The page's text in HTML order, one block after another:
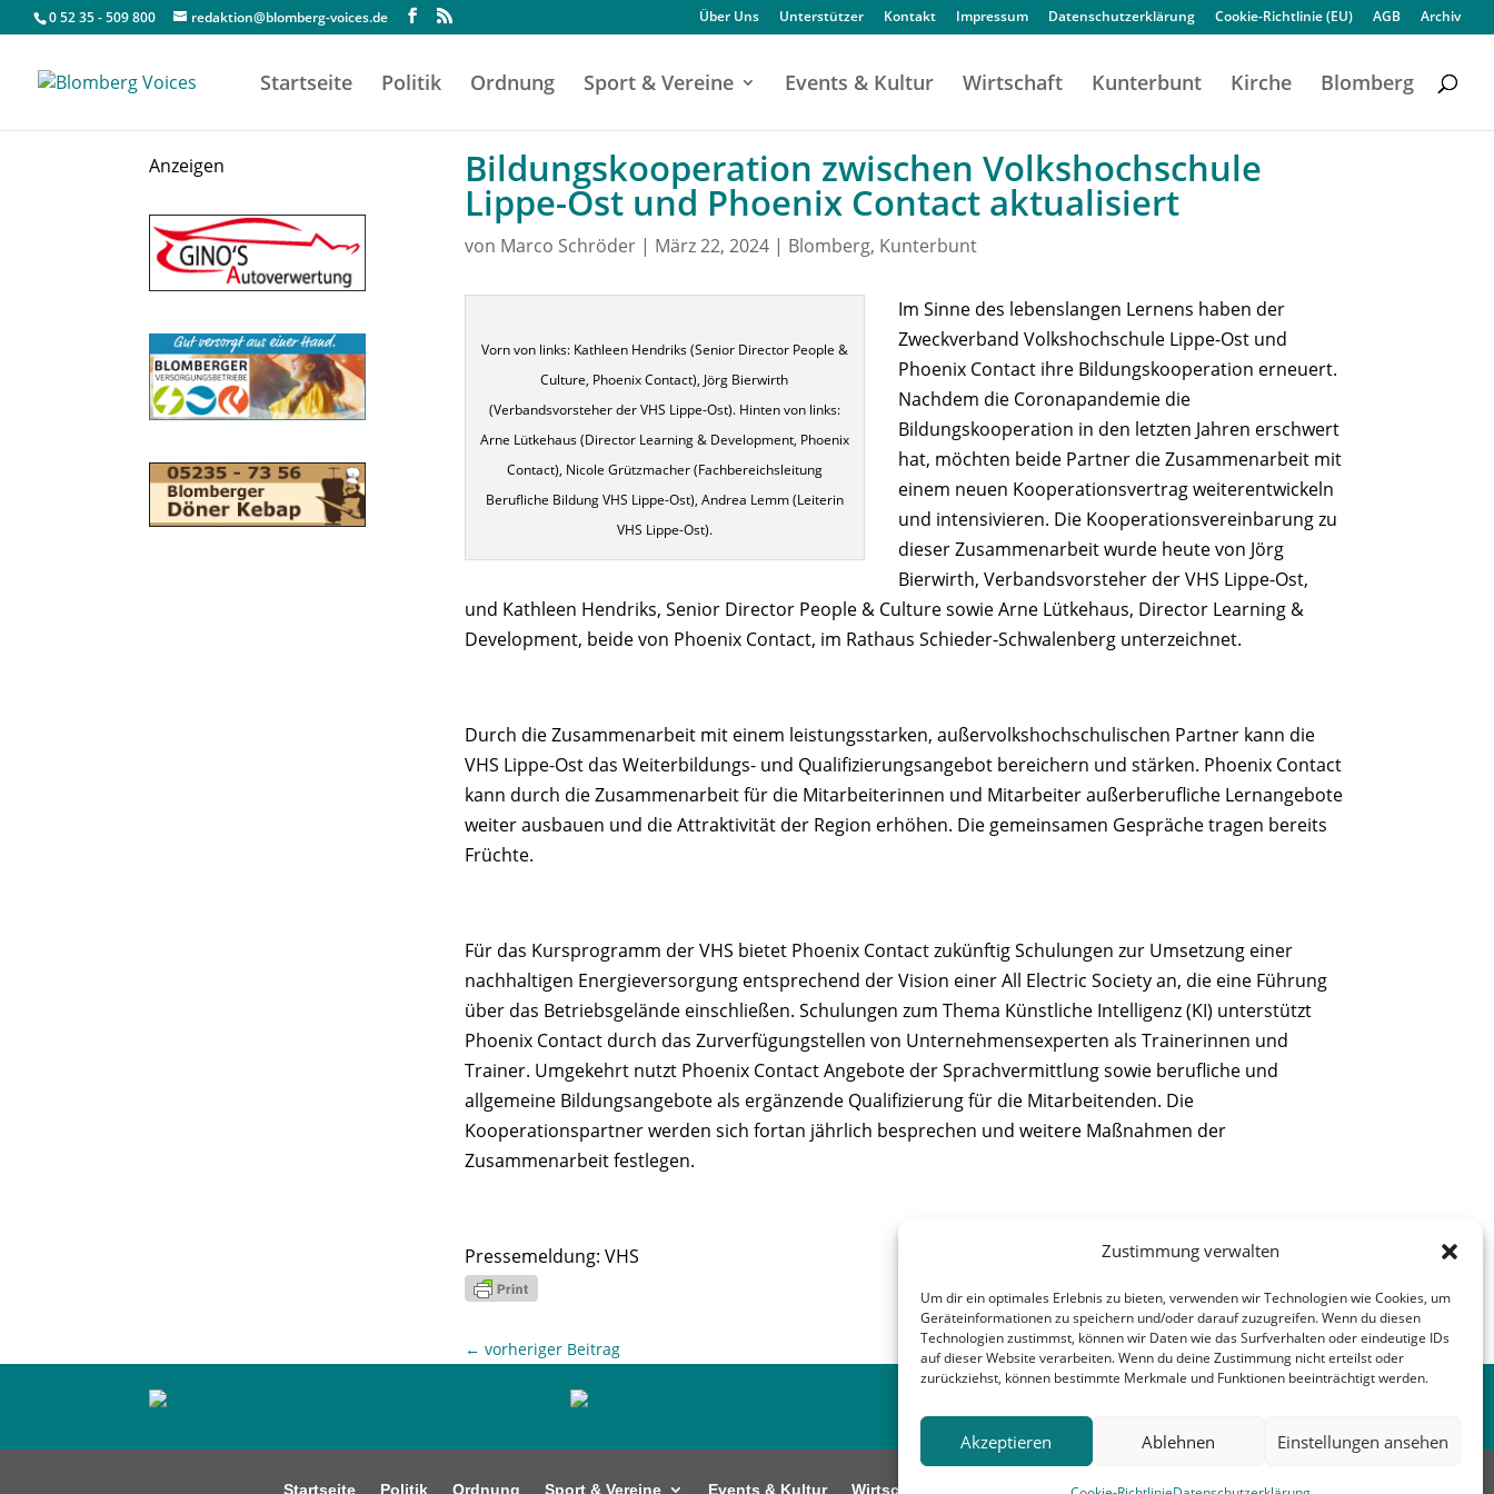
Zustimmung verwalten
Um dir ein optimales Erlebnis zu bieten, verwenden wir Technologien wie Cookies, um
Geräteinformationen zu speichern und/oder darauf zuzugreifen. Wenn du diesen
Technologien zustimmst, können wir Daten wie das Surfverhalten oder eindeutige IDs
auf dieser Website verarbeiten. Wenn du deine Zustimmung nicht erteilst oder
zurückziehst, können bestimmte Merkmale und Funktionen beeinträchtigt werden.
Akzeptieren Ablehnen Einstellungen ansehen
0 52 35 - 509 800 redaktion@blomberg-voices.de Über Uns Unterstützer Kontakt Impressum Datenschutzerklärung Cookie-Richtlinie (EU) AGB Archiv
Startseite Politik Ordnung Sport & Vereine Events & Kultur Wirtschaft Kunterbunt Kirche Blomberg
Anzeigen Bildungskooperation zwischen Volkshochschule
Lippe-Ost und Phoenix Contact aktualisiert
von Marco Schröder| März 22, 2024| Blomberg, Kunterbunt
Vorn von links: Kathleen Hendriks (Senior Director People &
Culture, Phoenix Contact), Jörg Bierwirth
(Verbandsvorsteher der VHS Lippe-Ost). Hinten von links:
Arne Lütkehaus (Director Learning & Development, Phoenix
Contact), Nicole Grützmacher (Fachbereichsleitung
Berufliche Bildung VHS Lippe-Ost), Andrea Lemm (Leiterin
VHS Lippe-Ost).
Im Sinne des lebenslangen Lernens haben der
Zweckverband Volkshochschule Lippe-Ost und
Phoenix Contact ihre Bildungskooperation erneuert.
Nachdem die Coronapandemie die
Bildungskooperation in den letzten Jahren erschwert
hat, möchten beide Partner die Zusammenarbeit mit
einem neuen Kooperationsvertrag weiterentwickeln
und intensivieren. Die Kooperationsvereinbarung zu
dieser Zusammenarbeit wurde heute von Jörg
Bierwirth, Verbandsvorsteher der VHS Lippe-Ost,
und Kathleen Hendriks, Senior Director People & Culture sowie Arne Lütkehaus, Director Learning &
Development, beide von Phoenix Contact, im Rathaus Schieder-Schwalenberg unterzeichnet.
Durch die Zusammenarbeit mit einem leistungsstarken, außervolkshochschulischen Partner kann die
VHS Lippe-Ost das Weiterbildungs- und Qualifizierungsangebot bereichern und stärken. Phoenix Contact
kann durch die Zusammenarbeit für die Mitarbeiterinnen und Mitarbeiter außerberufliche Lernangebote
weiter ausbauen und die Attraktivität der Region erhöhen. Die gemeinsamen Gespräche tragen bereits
Früchte.
Für das Kursprogramm der VHS bietet Phoenix Contact zukünftig Schulungen zur Umsetzung einer
nachhaltigen Energieversorgung entsprechend der Vision einer All Electric Society an, die eine Führung
über das Betriebsgelände einschließen. Schulungen zum Thema Künstliche Intelligenz (KI) unterstützt
Phoenix Contact durch das Zurverfügungstellen von Unternehmensexperten als Trainerinnen und
Trainer. Umgekehrt nutzt Phoenix Contact Angebote der Sprachvermittlung sowie berufliche und
allgemeine Bildungsangebote als ergänzende Qualifizierung für die Mitarbeitenden. Die
Kooperationspartner werden sich fortan jährlich besprechen und weitere Maßnahmen der
Zusammenarbeit festlegen.
Pressemeldung: VHS
← vorheriger Beitrag nächster Beitrag→
Startseite Politik Ordnung Sport & Vereine Events & Kultur Wirtschaft Kirche Blomberg